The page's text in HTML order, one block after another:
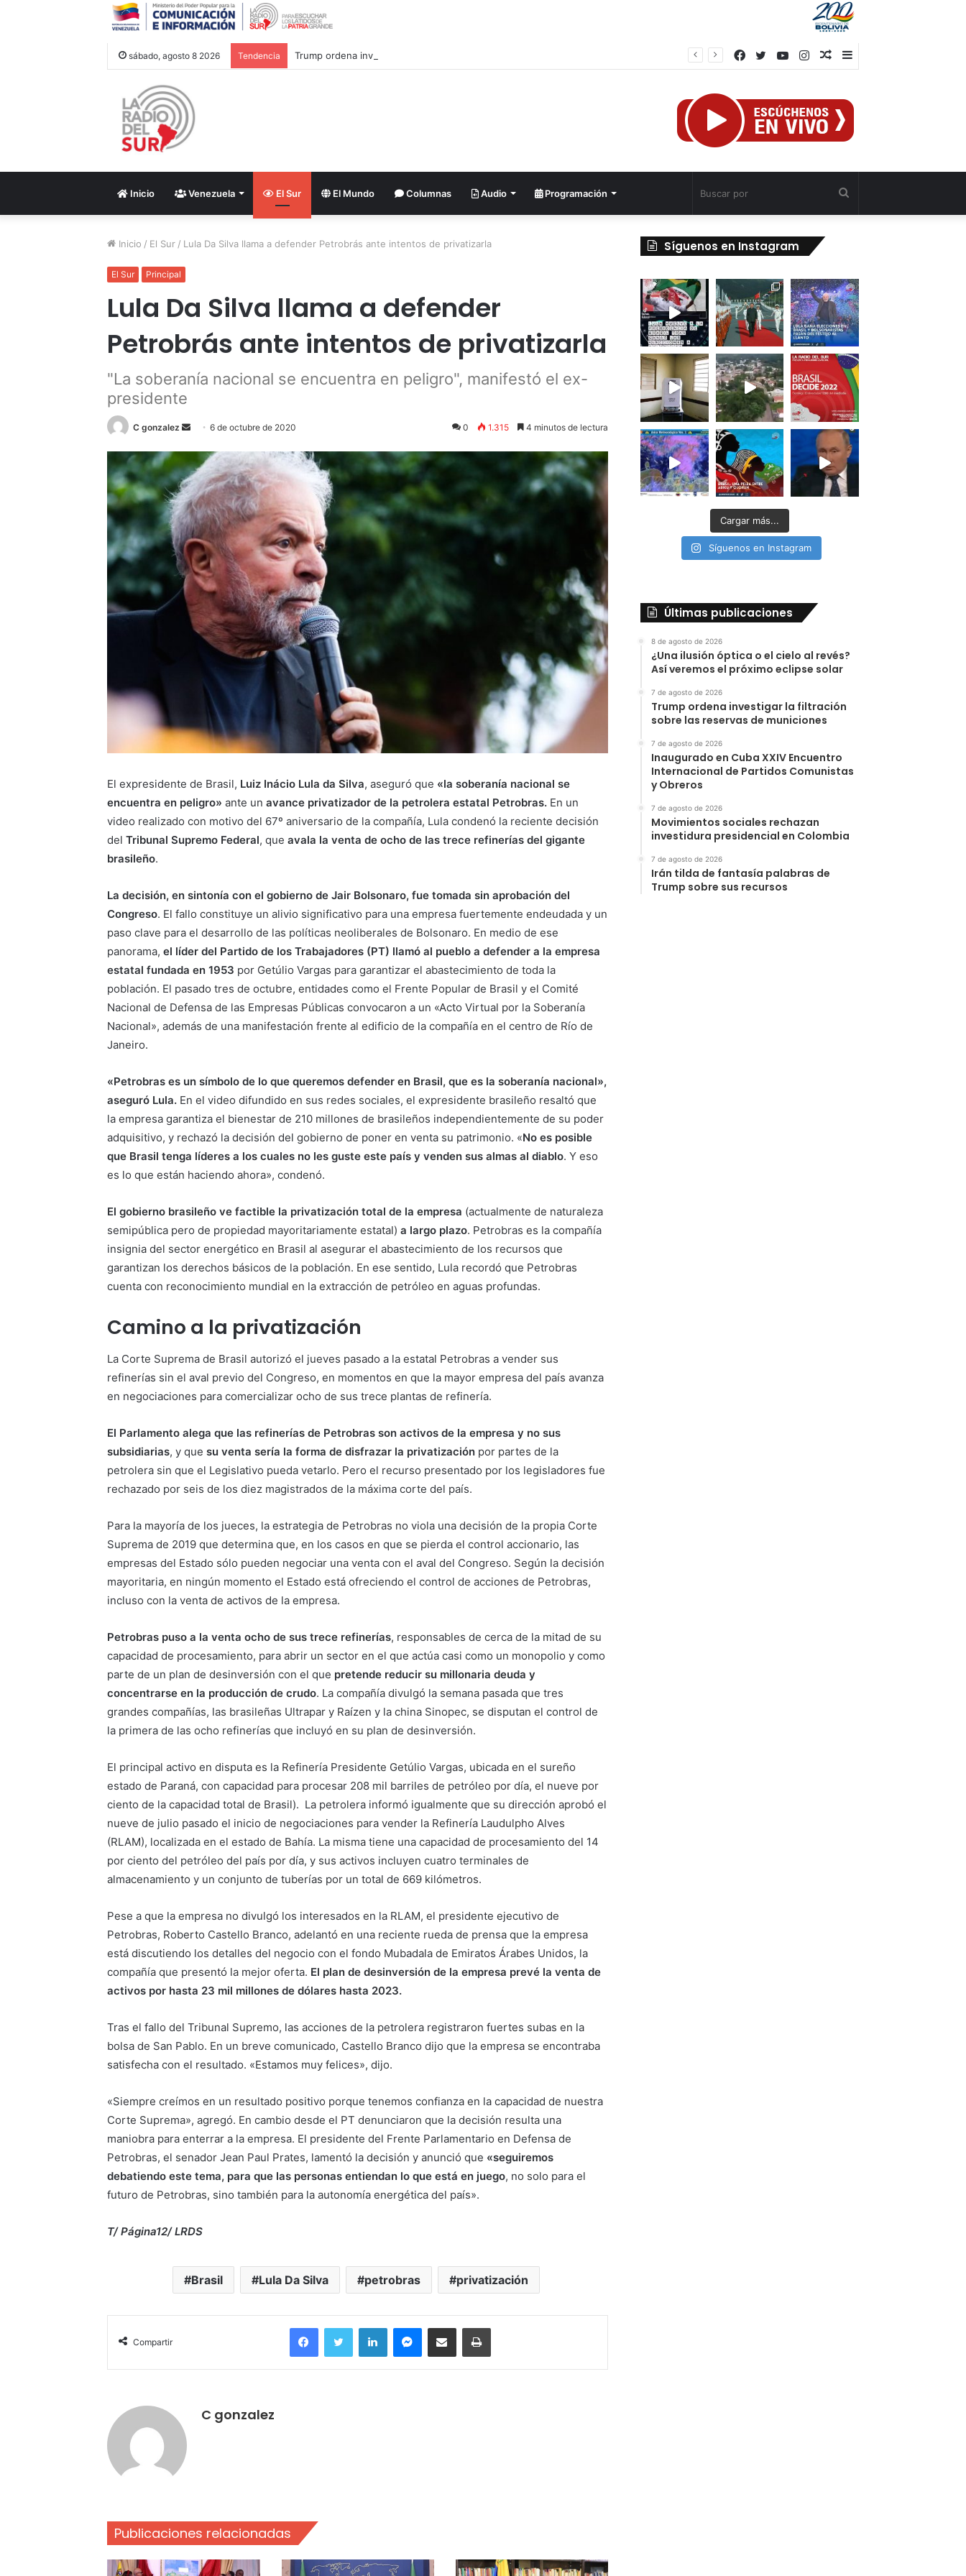
sábado, agosto 8 2026 Tendencia Trump ordena investigar la filtración sobre las reservas de municiones
Barra
Publicación
azar
Instagram
YouTube
Twitter
Facebook
Inicio Venezuela El Sur El Mundo Columnas Audio Programación
Inicio / El Sur / Lula Da Silva llama a defender Petrobrás ante intentos de privatizarla
El Sur Principal
Lula Da Silva llama a defender
Petrobrás ante intentos de privatizarla
"La soberanía nacional se encuentra en peligro", manifestó el ex-
presidente
C gonzalez
Send
email
6 de octubre de 2020 0 1.315 4 minutos de lectura
El expresidente de Brasil, Luiz Inácio Lula da Silva, aseguró que «la soberanía nacional se
encuentra en peligro» ante unavance privatizador de la petrolera estatal Petrobras. En un
video realizado con motivo del 67º aniversario de la compañía, Lula condenó la reciente decisión
delTribunal Supremo Federal, queavala la venta de ocho de las trece refinerías del gigante
brasileño.
La decisión, en sintonía con el gobierno de Jair Bolsonaro, fue tomada sin aprobación del
Congreso. El fallo constituye un alivio significativo para una empresa fuertemente endeudada y un
paso clave para el desarrollo de las políticas neoliberales de Bolsonaro. En medio de ese
panorama,el líder del Partido de los Trabajadores (PT) llamó al pueblo a defender a la empresa
estatal fundada en 1953 por Getúlio Vargas para garantizar el abastecimiento de toda la
población. El pasado tres de octubre, entidades como el Frente Popular de Brasil y el Comité
Nacional de Defensa de las Empresas Públicas convocaron a un «Acto Virtual por la Soberanía
Nacional», además de una manifestación frente al edificio de la compañía en el centro de Río de
Janeiro.
«Petrobras es un símbolo de lo que queremos defender en Brasil, que es la soberanía nacional»,
aseguró Lula. En el video difundido en sus redes sociales, el expresidente brasileño resaltó que
la empresa garantiza el bienestar de 210 millones de brasileños independientemente de su poder
adquisitivo, y rechazó la decisión del gobierno de poner en venta su patrimonio. «No es posible
que Brasil tenga líderes a los cuales no les guste este país y venden sus almas al diablo. Y eso
es lo que están haciendo ahora», condenó.
El gobierno brasileño ve factible la privatización total de la empresa (actualmente de naturaleza
semipública pero de propiedad mayoritariamente estatal)a largo plazo. Petrobras es la compañía
insignia del sector energético en Brasil al asegurar el abastecimiento de los recursos que
garantizan los derechos básicos de la población. En ese sentido, Lula recordó que Petrobras
cuenta con reconocimiento mundial en la extracción de petróleo en aguas profundas.
Camino a la privatización
La Corte Suprema de Brasil autorizó el jueves pasado a la estatal Petrobras a vender sus
refinerías sin el aval previo del Congreso, en momentos en que la mayor empresa del país avanza
en negociaciones para comercializar ocho de sus trece plantas de refinería.
El Parlamento alega que las refinerías de Petrobras son activos de la empresa y no sus
subsidiarias, y quesu venta sería la forma de disfrazar la privatización por partes de la
petrolera sin que el Legislativo pueda vetarlo. Pero el recurso presentado por los legisladores fue
rechazado por seis de los diez magistrados de la máxima corte del país.
Para la mayoría de los jueces, la estrategia de Petrobras no viola una decisión de la propia Corte
Suprema de 2019 que determina que, en los casos en que se pierda el control accionario, las
empresas del Estado sólo pueden negociar una venta con el aval del Congreso. Según la decisión
mayoritaria, en ningún momento el Estado está ofreciendo el control de acciones de Petrobras,
incluso con la venta de activos de la empresa.
Petrobras puso a la venta ocho de sus trece refinerías, responsables de cerca de la mitad de su
capacidad de procesamiento, para abrir un sector en el que actúa casi como un monopolio y como
parte de un plan de desinversión con el que pretende reducir su millonaria deuda y
concentrarse en la producción de crudo. La compañía divulgó la semana pasada que tres
grandes compañías, las brasileñas Ultrapar y Raízen y la china Sinopec, se disputan el control de
la primera de las ocho refinerías que incluyó en su plan de desinversión.
El principal activo en disputa es la Refinería Presidente Getúlio Vargas, ubicada en el sureño
estado de Paraná, con capacidad para procesar 208 mil barriles de petróleo por día, el nueve por
ciento de la capacidad total de Brasil). La petrolera informó igualmente que su dirección aprobó el
nueve de julio pasado el inicio de negociaciones para vender la Refinería Laudulpho Alves
(RLAM), localizada en el estado de Bahía. La misma tiene una capacidad de procesamiento del 14
por ciento del petróleo del país por día, y sus activos incluyen cuatro terminales de
almacenamiento y un conjunto de tuberías por un total de 669 kilómetros.
Pese a que la empresa no divulgó los interesados en la RLAM, el presidente ejecutivo de
Petrobras, Roberto Castello Branco, adelantó en una reciente rueda de prensa que la empresa
está discutiendo los detalles del negocio con el fondo Mubadala de Emiratos Árabes Unidos, la
compañía que presentó la mejor oferta. El plan de desinversión de la empresa prevé la venta de
activos por hasta 23 mil millones de dólares hasta 2023.
Tras el fallo del Tribunal Supremo, las acciones de la petrolera registraron fuertes subas en la
bolsa de San Pablo. En un breve comunicado, Castello Branco dijo que la empresa se encontraba
satisfecha con el resultado. «Estamos muy felices», dijo.
«Siempre creímos en un resultado positivo porque tenemos confianza en la capacidad de nuestra
Corte Suprema», agregó. En cambio desde el PT denunciaron que la decisión resulta una
maniobra para enterrar a la empresa. El presidente del Frente Parlamentario en Defensa de
Petrobras, el senador Jean Paul Prates, lamentó la decisión y anunció que «seguiremos
debatiendo este tema, para que las personas entiendan lo que está en juego, no solo para el
futuro de Petrobras, sino también para la autonomía energética del país».
T/ Página12/ LRDS
Brasil Lula Da Silva petrobras privatización
Compartir
FacebookTwitter LinkedInMessengerCompartir por correo electrónicoImprimir
C gonzalez
Publicaciones relacionadas
Síguenos en Instagram
Cargar más...
Síguenos en Instagram
Últimas publicaciones
8 de agosto de 2026
¿Una ilusión óptica o el cielo al revés?
Así veremos el próximo eclipse solar
7 de agosto de 2026
Trump ordena investigar la filtración
sobre las reservas de municiones
7 de agosto de 2026
Inaugurado en Cuba XXIV Encuentro
Internacional de Partidos Comunistas
y Obreros
7 de agosto de 2026
Movimientos sociales rechazan
investidura presidencial en Colombia
7 de agosto de 2026
Irán tilda de fantasía palabras de
Trump sobre sus recursos